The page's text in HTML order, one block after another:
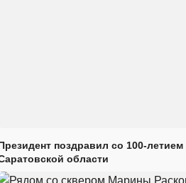
поздравил со 100-
области